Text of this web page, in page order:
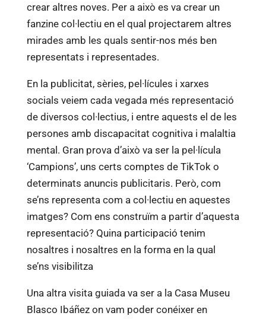
crear altres noves. Per a això es va crear un
fanzine col·lectiu en el qual projectarem altres
mirades amb les quals sentir-nos més ben
representats i representades.
En la publicitat, sèries, pel·lícules i xarxes
socials veiem cada vegada més representació
de diversos col·lectius, i entre aquests el de les
persones amb discapacitat cognitiva i malaltia
mental. Gran prova d’això va ser la pel·lícula
‘Campions’, uns certs comptes de TikTok o
determinats anuncis publicitaris. Però, com
se’ns representa com a col·lectiu en aquestes
imatges? Com ens construïm a partir d’aquesta
representació? Quina participació tenim
nosaltres i nosaltres en la forma en la qual
se’ns visibilitza
Una altra visita guiada va ser a la Casa Museu
Blasco Ibáñez on vam poder conéixer en